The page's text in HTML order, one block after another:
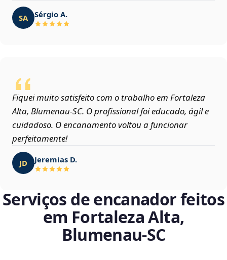
SA Sérgio A.
Fiquei muito satisfeito com o trabalho em Fortaleza
Alta, Blumenau‑SC. O profissional foi educado, ágil e
cuidadoso. O encanamento voltou a funcionar
perfeitamente!
JD Jeremias D.
Serviços de encanador feitos
em Fortaleza Alta,
Blumenau‑SC